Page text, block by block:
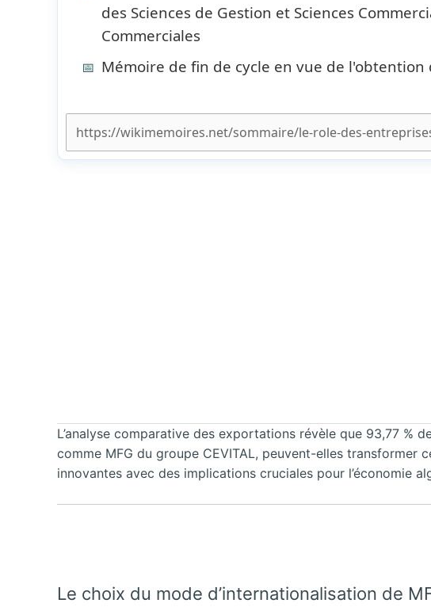
des Sciences de Gestion et Sciences
Commerciales
📅 Mémoire de fin de cycle en vue de
L’analyse comparative des exportations révèle que 93,77 %
comme MFG du groupe CEVITAL, peuvent-elles
innovantes avec des implications cruciales pour l’économie
Le choix du mode d’internationalisation de